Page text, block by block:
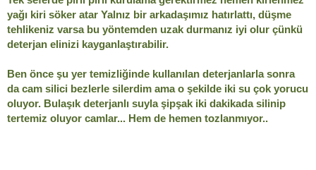
t
a
n
i
h
yağı kiri söker atar Yalnız bir arkadaşımız hatırlattı, düşme
tehlikeniz varsa bu yöntemden uzak durmanız iyi olur çünkü
deterjan elinizi kayganlaştırabilir.
Ben önce şu yer temizliğinde kullanılan deterjanlarla sonra
da cam silici bezlerle silerdim ama o şekilde iki su çok yorucu
oluyor. Bulaşık deterjanlı suyla şipşak iki dakikada silinip
tertemiz oluyor camlar... Hem de hemen tozlanmıyor..